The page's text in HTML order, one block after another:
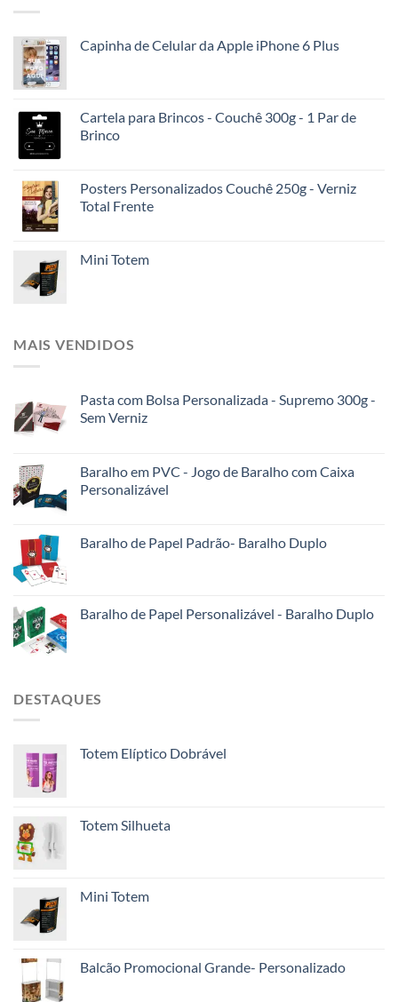
Capinha de Celular da Apple iPhone 6 Plus
Cartela para Brincos - Couchê 300g - 1 Par de
Brinco
Posters Personalizados Couchê 250g - Verniz
Total Frente
Mini Totem
MAIS VENDIDOS
Pasta com Bolsa Personalizada - Supremo 300g -
Sem Verniz
Baralho em PVC - Jogo de Baralho com Caixa
Personalizável
Baralho de Papel Padrão- Baralho Duplo
Baralho de Papel Personalizável - Baralho Duplo
DESTAQUES
Totem Elíptico Dobrável
Totem Silhueta
Mini Totem
Balcão Promocional Grande- Personalizado